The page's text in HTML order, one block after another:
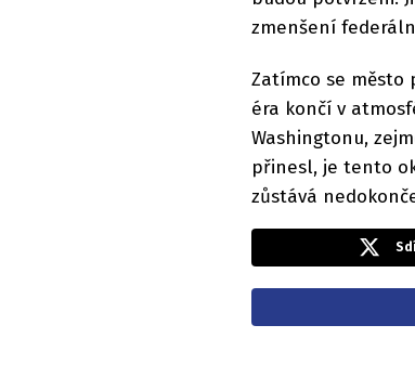
zmenšení
Zatímco se město
éra končí v
Washingtonu,
přinesl, je tento
zůstává